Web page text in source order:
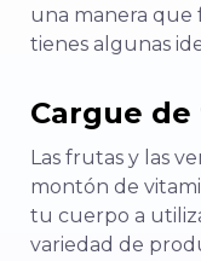
una manera que
tienes algunas
Cargue
Las frutas y las
montón de
tu cuerpo a
variedad de